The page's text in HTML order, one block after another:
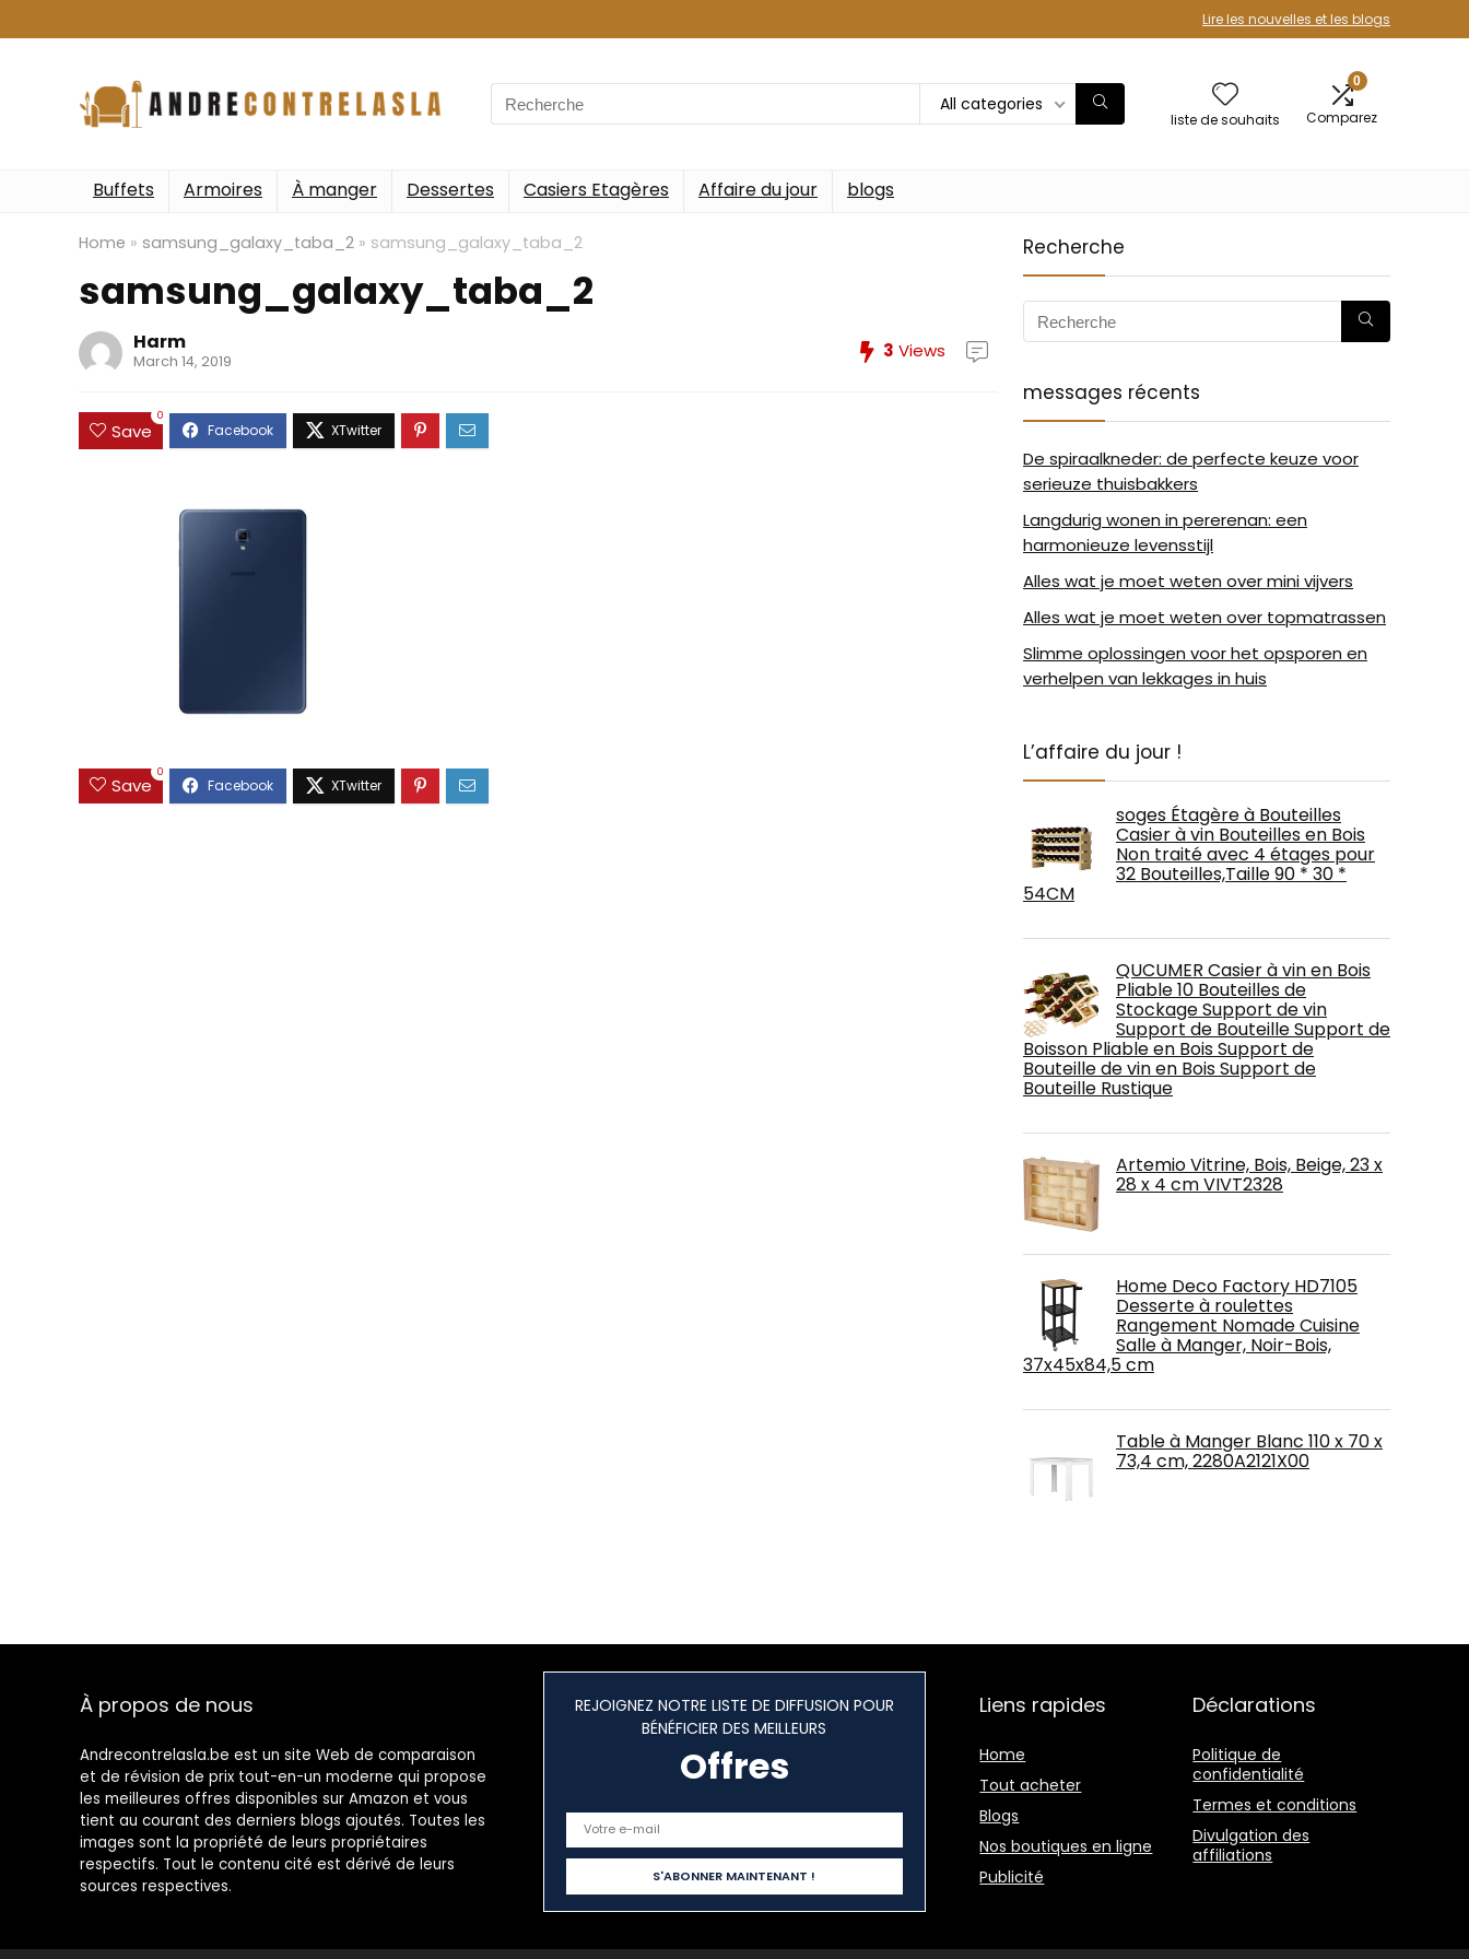
Lire les nouvelles et les blogs
Search
for:
All categories
liste de souhaits
0
Comparez
Buffets Armoires À manger Dessertes Casiers Etagères Affaire du jour blogs
Home » samsung_galaxy_taba_2 » samsung_galaxy_taba_2
samsung_galaxy_taba_2
Harm
March 14, 2019 3 Views
Save
0
Save
0
Recherche
messages récents
De spiraalkneder: de perfecte keuze voor
serieuze thuisbakkers
Langdurig wonen in pererenan: een
harmonieuze levensstijl
Alles wat je moet weten over mini vijvers
Alles wat je moet weten over topmatrassen
Slimme oplossingen voor het opsporen en
verhelpen van lekkages in huis
L’affaire du jour !
soges Étagère à Bouteilles
Casier à vin Bouteilles en Bois
Non traité avec 4 étages pour
32 Bouteilles,Taille 90 * 30 *
54CM
QUCUMER Casier à vin en Bois
Pliable 10 Bouteilles de
Stockage Support de vin
Support de Bouteille Support de
Boisson Pliable en Bois Support de
Bouteille de vin en Bois Support de
Bouteille Rustique
Artemio Vitrine, Bois, Beige, 23 x
28 x 4 cm VIVT2328
Home Deco Factory HD7105
Desserte à roulettes
Rangement Nomade Cuisine
Salle à Manger, Noir-Bois,
37x45x84,5 cm
Table à Manger Blanc 110 x 70 x
73,4 cm, 2280A2121X00
À propos de nous
Andrecontrelasla.be est un site Web de comparaison
et de révision de prix tout-en-un moderne qui propose
les meilleures offres disponibles sur Amazon et vous
tient au courant des derniers blogs ajoutés. Toutes les
images sont la propriété de leurs propriétaires
respectifs. Tout le contenu cité est dérivé de leurs
sources respectives.
REJOIGNEZ NOTRE LISTE DE DIFFUSION POUR
BÉNÉFICIER DES MEILLEURS
Offres
Liens rapides
Home
Tout acheter
Blogs
Nos boutiques en ligne
Publicité
Déclarations
Politique de
confidentialité
Termes et conditions
Divulgation des
affiliations